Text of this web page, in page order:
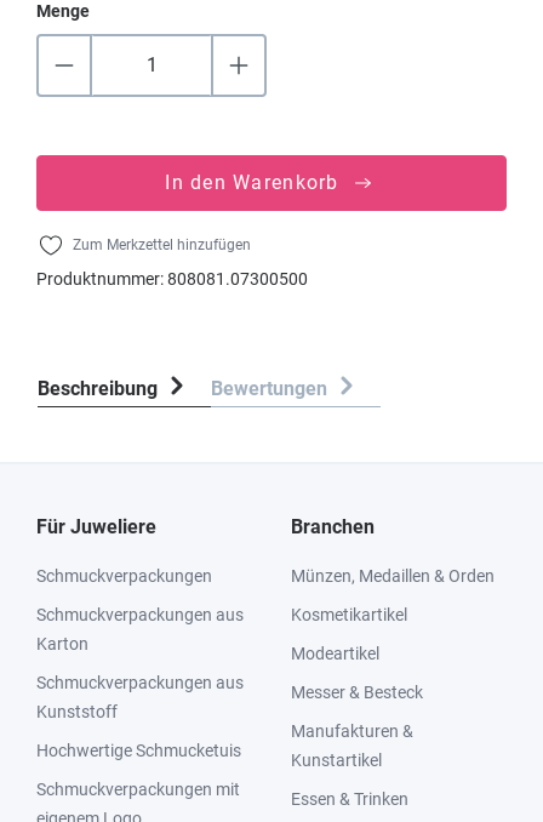
Menge
In den Warenkorb
Zum Merkzettel hinzufügen
Produktnummer:808081.07300500
Beschreibung Bewertungen
Für Juweliere
Schmuckverpackungen
Schmuckverpackungen aus
Karton
Schmuckverpackungen aus
Kunststoff
Hochwertige Schmucketuis
Schmuckverpackungen mit
Branchen
Münzen, Medaillen & Orden
Kosmetikartikel
Modeartikel
Messer & Besteck
Manufakturen &
Kunstartikel
Essen & Trinken